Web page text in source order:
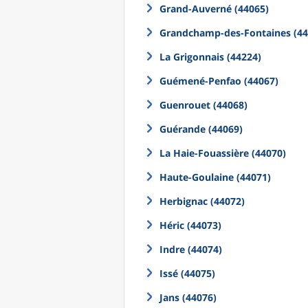
Grand-Auverné (44065)
Grandchamp-des-Fontaines
La Grigonnais (44224)
Guémené-Penfao (44067)
Guenrouet (44068)
Guérande (44069)
La Haie-Fouassière (44070)
Haute-Goulaine (44071)
Herbignac (44072)
Héric (44073)
Indre (44074)
Issé (44075)
Jans (44076)